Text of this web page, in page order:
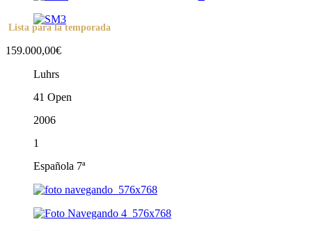
Lista para la temporada
159.000,00€
Luhrs
41 Open
2006
1
Española 7ª